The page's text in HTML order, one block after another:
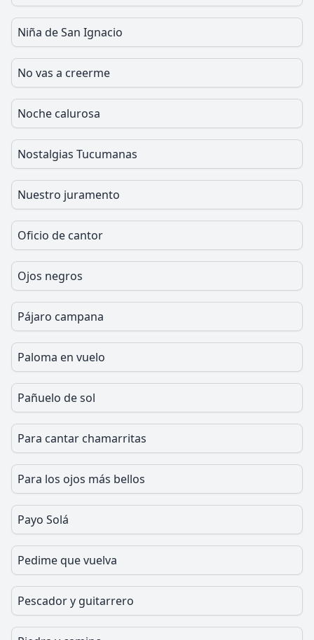
Niña de San Ignacio
No vas a creerme
Noche calurosa
Nostalgias Tucumanas
Nuestro juramento
Oficio de cantor
Ojos negros
Pájaro campana
Paloma en vuelo
Pañuelo de sol
Para cantar chamarritas
Para los ojos más bellos
Payo Solá
Pedime que vuelva
Pescador y guitarrero